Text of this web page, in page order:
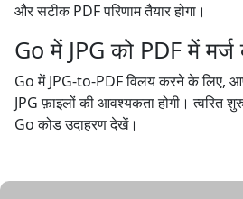
और सटीक PDF परिणाम तैयार होगा।
Go में JPG को PDF में
Go में JPG-to-PDF विलय करने के लिए,
JPG फ़ाइलों की आवश्यकता होगी। त्वरित
Go कोड उदाहरण देखें।